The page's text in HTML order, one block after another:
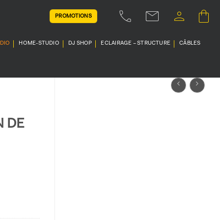
PROMOTIONS
HOME-STUDIO DJ SHOP ECLAIRAGE – STRUCTURE CÂBLES
DE